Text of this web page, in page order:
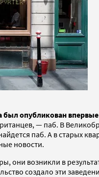
опубликован впервые
— паб. В
паб. А в старых
новости.
они возникли в
создало эти